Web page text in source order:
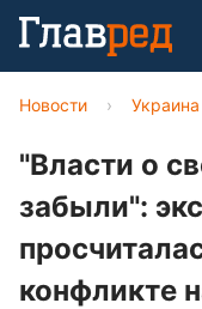
Новости › Украина
"Власти о
забыли":
конфликте